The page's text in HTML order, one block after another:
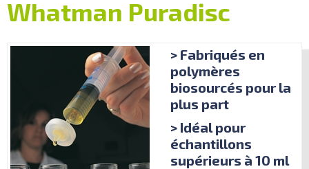
Whatman Puradisc
> Fabriqués en
polymères
biosourcés pour la
plus part
> Idéal pour
échantillons
supérieurs à 10 ml